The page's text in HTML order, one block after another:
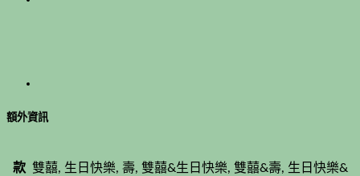
額外資訊
款 雙囍, 生日快樂, 壽, 雙囍&生日快樂, 雙囍&壽, 生日快樂&